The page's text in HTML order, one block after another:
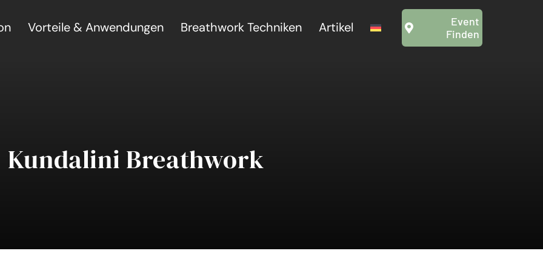
Vorteile & Anwendungen Breathwork Techniken Artikel
Event
Finden
Kundalini Breathwork